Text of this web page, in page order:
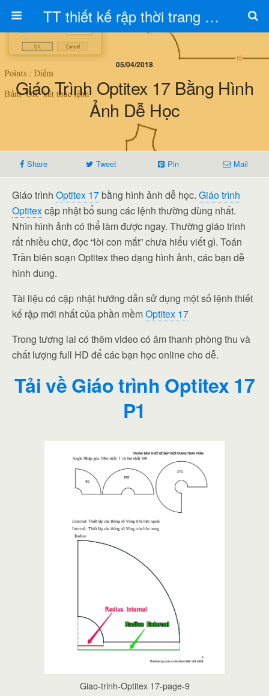
TT thiết kế rập thời trang Toán Trần
05/04/2018
Giáo Trình Optitex 17 Bằng Hình
Ảnh Dễ Học
Share Tweet Pin Mail
Giáo trình Optitex 17bằng hình ảnh dễ học. Giáo trình
Optitexcập nhật bổ sung các lệnh thường dùng nhất.
Nhìn hình ảnh có thể làm được ngay. Thường giáo trình
rất nhiều chữ, đọc “lòi con mắt” chưa hiểu viết gì. Toán
Trần biên soạn Optitex theo dạng hình ảnh, các bạn dễ
hình dung.
Tài liệu có cập nhật hướng dẫn sử dụng một số lệnh thiết
kế rập mới nhất của phần mềmOptitex 17
Trong tương lai có thêm video có âm thanh phòng thu và
chất lượng full HD để các bạn học online cho dễ.
Tải về Giáo trình Optitex 17
P1
Giao-trinh-Optitex 17-page-9